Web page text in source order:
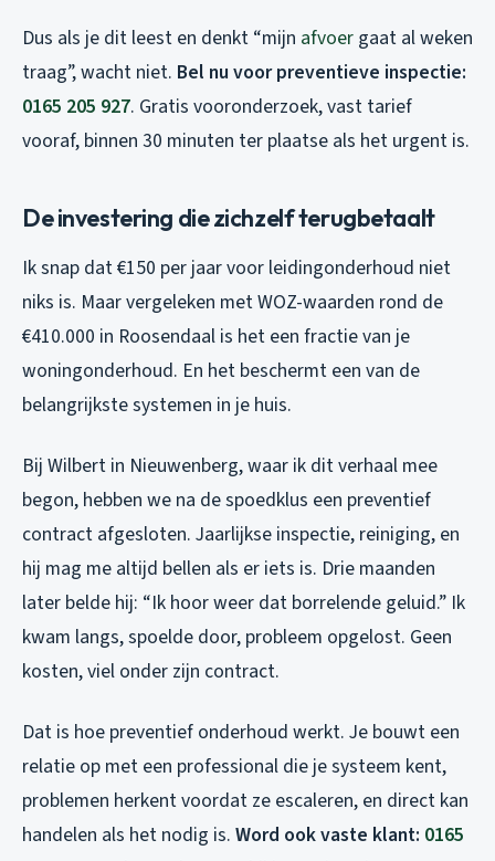
Dus als je dit leest en denkt “mijn afvoer gaat al weken
traag”, wacht niet. Bel nu voor preventieve inspectie:
0165 205 927. Gratis vooronderzoek, vast tarief
vooraf, binnen 30 minuten ter plaatse als het urgent is.
De investering die zichzelf terugbetaalt
Ik snap dat €150 per jaar voor leidingonderhoud niet
niks is. Maar vergeleken met WOZ-waarden rond de
€410.000 in Roosendaal is het een fractie van je
woningonderhoud. En het beschermt een van de
belangrijkste systemen in je huis.
Bij Wilbert in Nieuwenberg, waar ik dit verhaal mee
begon, hebben we na de spoedklus een preventief
contract afgesloten. Jaarlijkse inspectie, reiniging, en
hij mag me altijd bellen als er iets is. Drie maanden
later belde hij: “Ik hoor weer dat borrelende geluid.” Ik
kwam langs, spoelde door, probleem opgelost. Geen
kosten, viel onder zijn contract.
Dat is hoe preventief onderhoud werkt. Je bouwt een
relatie op met een professional die je systeem kent,
problemen herkent voordat ze escaleren, en direct kan
handelen als het nodig is. Word ook vaste klant: 0165